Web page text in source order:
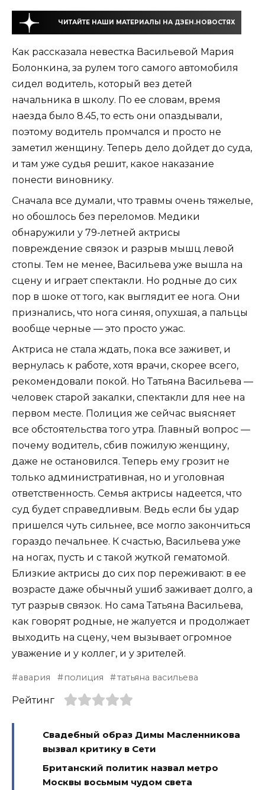
ЧИТАЙТЕ НАШИ МАТЕРИАЛЫ НА ДЗЕН.НОВОСТЯХ
Как рассказала невестка Васильевой Мария
Болонкина, за рулем того самого автомобиля
сидел водитель, который вез детей
начальника в школу. По ее словам, время
наезда было 8.45, то есть они опаздывали,
поэтому водитель промчался и просто не
заметил женщину. Теперь дело дойдет до суда,
и там уже судья решит, какое наказание
понести виновнику.
Сначала все думали, что травмы очень тяжелые,
но обошлось без переломов. Медики
обнаружили у 79-летней актрисы
повреждение связок и разрыв мышц левой
стопы. Тем не менее, Васильева уже вышла на
сцену и играет спектакли. Но родные до сих
пор в шоке от того, как выглядит ее нога. Они
признались, что нога синяя, опухшая, а пальцы
вообще черные — это просто ужас.
Актриса не стала ждать, пока все заживет, и
вернулась к работе, хотя врачи, скорее всего,
рекомендовали покой. Но Татьяна Васильева —
человек старой закалки, спектакли для нее на
первом месте. Полиция же сейчас выясняет
все обстоятельства того утра. Главный вопрос —
почему водитель, сбив пожилую женщину,
даже не остановился. Теперь ему грозит не
только административная, но и уголовная
ответственность. Семья актрисы надеется, что
суд будет справедливым. Ведь если бы удар
пришелся чуть сильнее, все могло закончиться
гораздо печальнее. К счастью, Васильева уже
на ногах, пусть и с такой жуткой гематомой.
Близкие актрисы до сих пор переживают: в ее
возрасте даже обычный ушиб заживает долго, а
тут разрыв связок. Но сама Татьяна Васильева,
как говорят родные, не жалуется и продолжает
выходить на сцену, чем вызывает огромное
уважение и у коллег, и у зрителей.
авария полиция татьяна васильева
Рейтинг
Свадебный образ Димы Масленникова
вызвал критику в Сети
Британский политик назвал метро
Москвы восьмым чудом света